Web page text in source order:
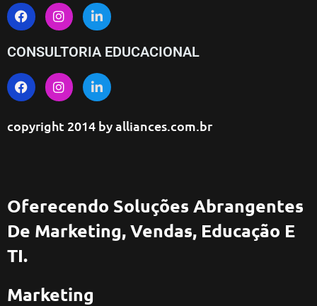
CONSULTORIA EDUCACIONAL
copyright 2014 byalliances.com.br
Oferecendo Soluções Abrangentes
De Marketing, Vendas, Educação E
TI.
Marketing